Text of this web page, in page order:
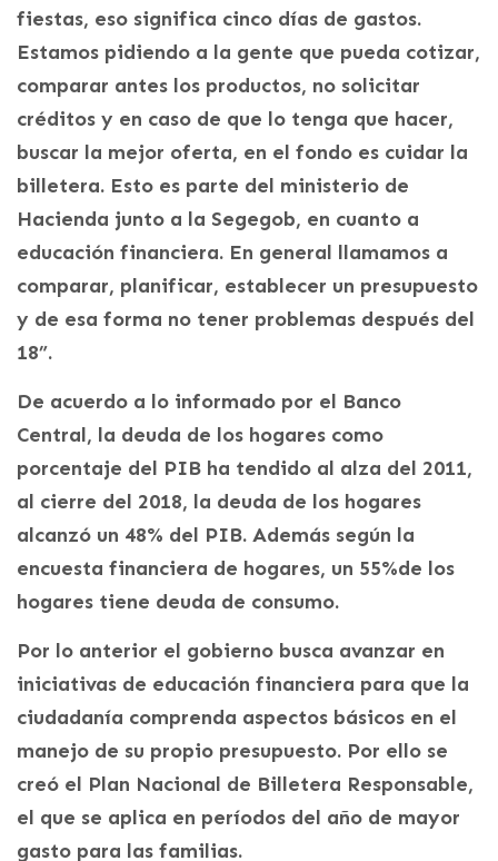
fiestas, eso significa cinco días de gastos.
Estamos pidiendo a la gente que pueda cotizar,
comparar antes los productos, no solicitar
créditos y en caso de que lo tenga que hacer,
buscar la mejor oferta, en el fondo es cuidar la
billetera. Esto es parte del ministerio de
Hacienda junto a la Segegob, en cuanto a
educación financiera. En general llamamos a
comparar, planificar, establecer un presupuesto
y de esa forma no tener problemas después del
18”.
De acuerdo a lo informado por el Banco
Central, la deuda de los hogares como
porcentaje del PIB ha tendido al alza del 2011,
al cierre del 2018, la deuda de los hogares
alcanzó un 48% del PIB. Además según la
encuesta financiera de hogares, un 55%de los
hogares tiene deuda de consumo.
Por lo anterior el gobierno busca avanzar en
iniciativas de educación financiera para que la
ciudadanía comprenda aspectos básicos en el
manejo de su propio presupuesto. Por ello se
creó el Plan Nacional de Billetera Responsable,
el que se aplica en períodos del año de mayor
gasto para las familias.